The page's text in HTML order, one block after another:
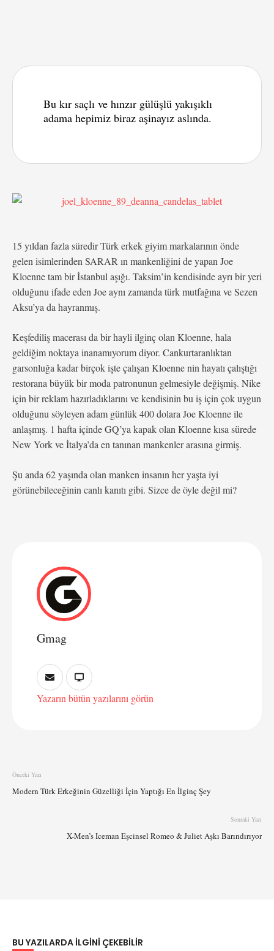
Bu kır saçlı ve hınzır gülüşlü yakışıklı
adama hepimiz biraz aşinayız aslında.
15 yıldan fazla süredir Türk erkek giyim markalarının önde
gelen isimlerinden SARAR ın mankenliğini de yapan Joe
Kloenne tam bir İstanbul aşığı. Taksim’in kendisinde ayrı bir yeri
olduğunu ifade eden Joe aynı zamanda türk mutfağına ve Sezen
Aksu’ya da hayranmış.
Keşfediliş macerası da bir hayli ilginç olan Kloenne, hala
geldiğim noktaya inanamıyorum diyor. Cankurtaranlıktan
garsonluğa kadar birçok işte çalışan Kloenne nin hayatı çalıştığı
restorana büyük bir moda patronunun gelmesiyle değişmiş. Nike
için bir reklam hazırladıklarını ve kendisinin bu iş için çok uygun
olduğunu söyleyen adam günlük 400 dolara Joe Kloenne ile
anlaşmış. 1 hafta içinde GQ’ya kapak olan Kloenne kısa sürede
New York ve İtalya’da en tanınan mankenler arasına girmiş.
Şu anda 62 yaşında olan manken insanın her yaşta iyi
görünebileceğinin canlı kanıtı gibi. Sizce de öyle değil mi?
Gmag
Yazarın bütün yazılarını görün
Önceki Yazı
Modern Türk Erkeğinin Güzelliği İçin Yaptığı En İlginç Şey
Sonraki Yazı
X-Men’s Iceman Eşcinsel Romeo & Juliet Aşkı Barındırıyor
BU YAZILARDA ILGINI ÇEKEBILIR